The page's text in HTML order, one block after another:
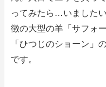
ってみたら…いました
徴の大型の羊「サフォ
「ひつじのショーン」
です。